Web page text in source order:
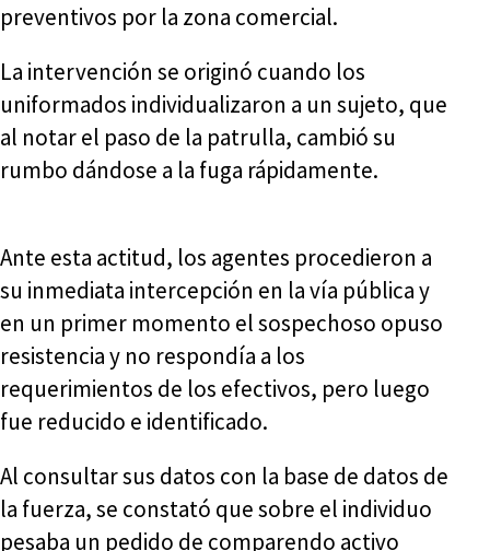
preventivos por la zona comercial.
La intervención se originó cuando los
uniformados individualizaron a un sujeto, que
al notar el paso de la patrulla, cambió su
rumbo dándose a la fuga rápidamente.
Ante esta actitud, los agentes procedieron a
su inmediata intercepción en la vía pública y
en un primer momento el sospechoso opuso
resistencia y no respondía a los
requerimientos de los efectivos, pero luego
fue reducido e identificado.
Al consultar sus datos con la base de datos de
la fuerza, se constató que sobre el individuo
pesaba un pedido de comparendo activo